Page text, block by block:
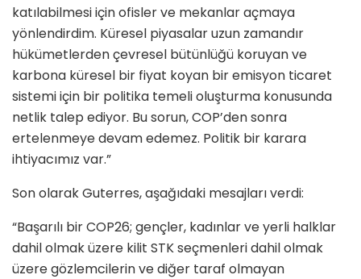
katılabilmesi için ofisler ve mekanlar açmaya
yönlendirdim. Küresel piyasalar uzun zamandır
hükümetlerden çevresel bütünlüğü koruyan ve
karbona küresel bir fiyat koyan bir emisyon ticaret
sistemi için bir politika temeli oluşturma konusunda
netlik talep ediyor. Bu sorun, COP’den sonra
ertelenmeye devam edemez. Politik bir karara
ihtiyacımız var.”
Son olarak Guterres, aşağıdaki mesajları verdi:
“Başarılı bir COP26; gençler, kadınlar ve yerli halklar
dahil olmak üzere kilit STK seçmenleri dahil olmak
üzere gözlemcilerin ve diğer taraf olmayan